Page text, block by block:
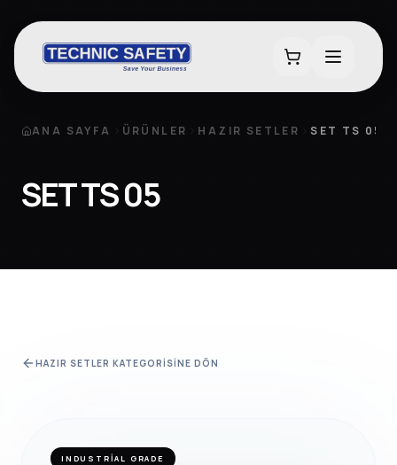
ANA SAYFA ÜRÜNLER HAZIR SETLER SET TS 05
SET TS 05
HAZIR SETLER KATEGORISINE DÖN
INDUSTRIAL GRADE